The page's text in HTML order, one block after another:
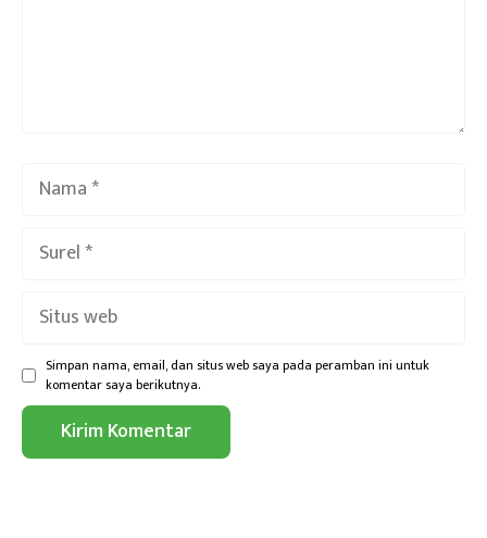
web
Simpan nama, email, dan situs web saya pada peramban ini untuk
komentar saya berikutnya.